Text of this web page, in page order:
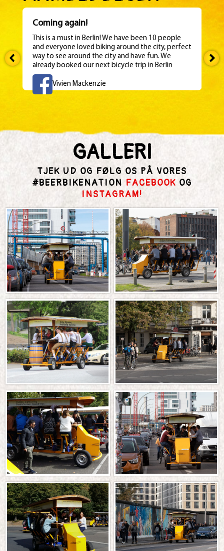
Coming again!
This is a must in Berlin! We have been 10 people
and everyone loved biking around the city, perfect
way to see around the city and have fun. We
already booked our next bicycle trip in Berlin
Vivien Mackenzie
GALLERI
TJEK UD OG FØLG OS PÅ VORES
#BEERBIKENATION FACEBOOK OG
INSTAGRAM!